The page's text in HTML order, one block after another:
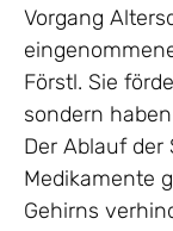
Vorgang
Förstl. Sie
sondern
Der Ablauf
Medikamente
Gehirns